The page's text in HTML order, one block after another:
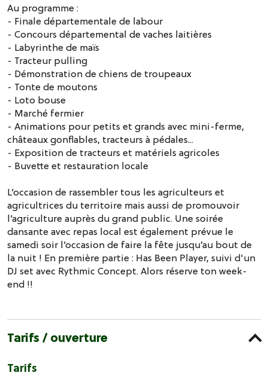
Au programme :
- Finale départementale de labour
- ⁠Concours départemental de vaches laitières
- Labyrinthe de maïs
- Tracteur pulling
- Démonstration de chiens de troupeaux
- Tonte de moutons
- Loto bouse
- ⁠Marché fermier
- ⁠Animations pour petits et grands avec mini-ferme,
châteaux gonflables, tracteurs à pédales...
- Exposition de tracteurs et matériels agricoles
- ⁠Buvette et restauration locale
L’occasion de rassembler tous les agriculteurs et
agricultrices du territoire mais aussi de promouvoir
l’agriculture auprès du grand public. Une soirée
dansante avec repas local est également prévue le
samedi soir l’occasion de faire la fête jusqu’au bout de
la nuit ! En première partie : Has Been Player, suivi d'un
DJ set avec Rythmic Concept. Alors réserve ton week-
end !!
Tarifs / ouverture
Tarifs